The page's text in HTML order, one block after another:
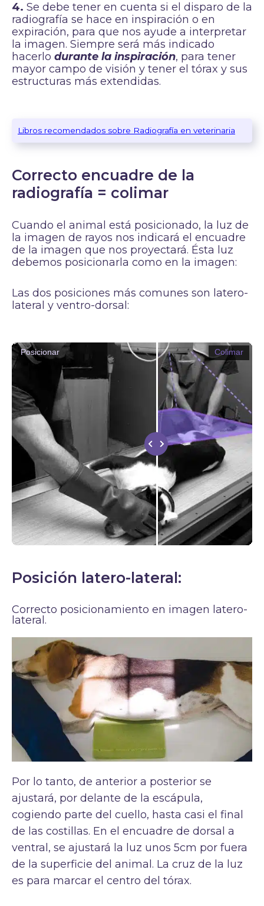
4. Se debe tener en cuenta si el disparo de la
radiografía se hace en inspiración o en
expiración, para que nos ayude a interpretar
la imagen. Siempre será más indicado
hacerlo durante la inspiración, para tener
mayor campo de visión y tener el tórax y sus
estructuras más extendidas.
Libros recomendados sobre Radiografía en veterinaria
Correcto encuadre de la
radiografía = colimar
Cuando el animal está posicionado, la luz de
la imagen de rayos nos indicará el encuadre
de la imagen que nos proyectará. Ésta luz
debemos posicionarla como en la imagen:
Las dos posiciones más comunes son latero-
lateral y ventro-dorsal:
Posicionar Colimar
Posición latero-lateral:
Correcto posicionamiento en imagen latero-
lateral.
Por lo tanto, de anterior a posterior se
ajustará, por delante de la escápula,
cogiendo parte del cuello, hasta casi el final
de las costillas. En el encuadre de dorsal a
ventral, se ajustará la luz unos 5cm por fuera
de la superficie del animal. La cruz de la luz
es para marcar el centro del tórax.